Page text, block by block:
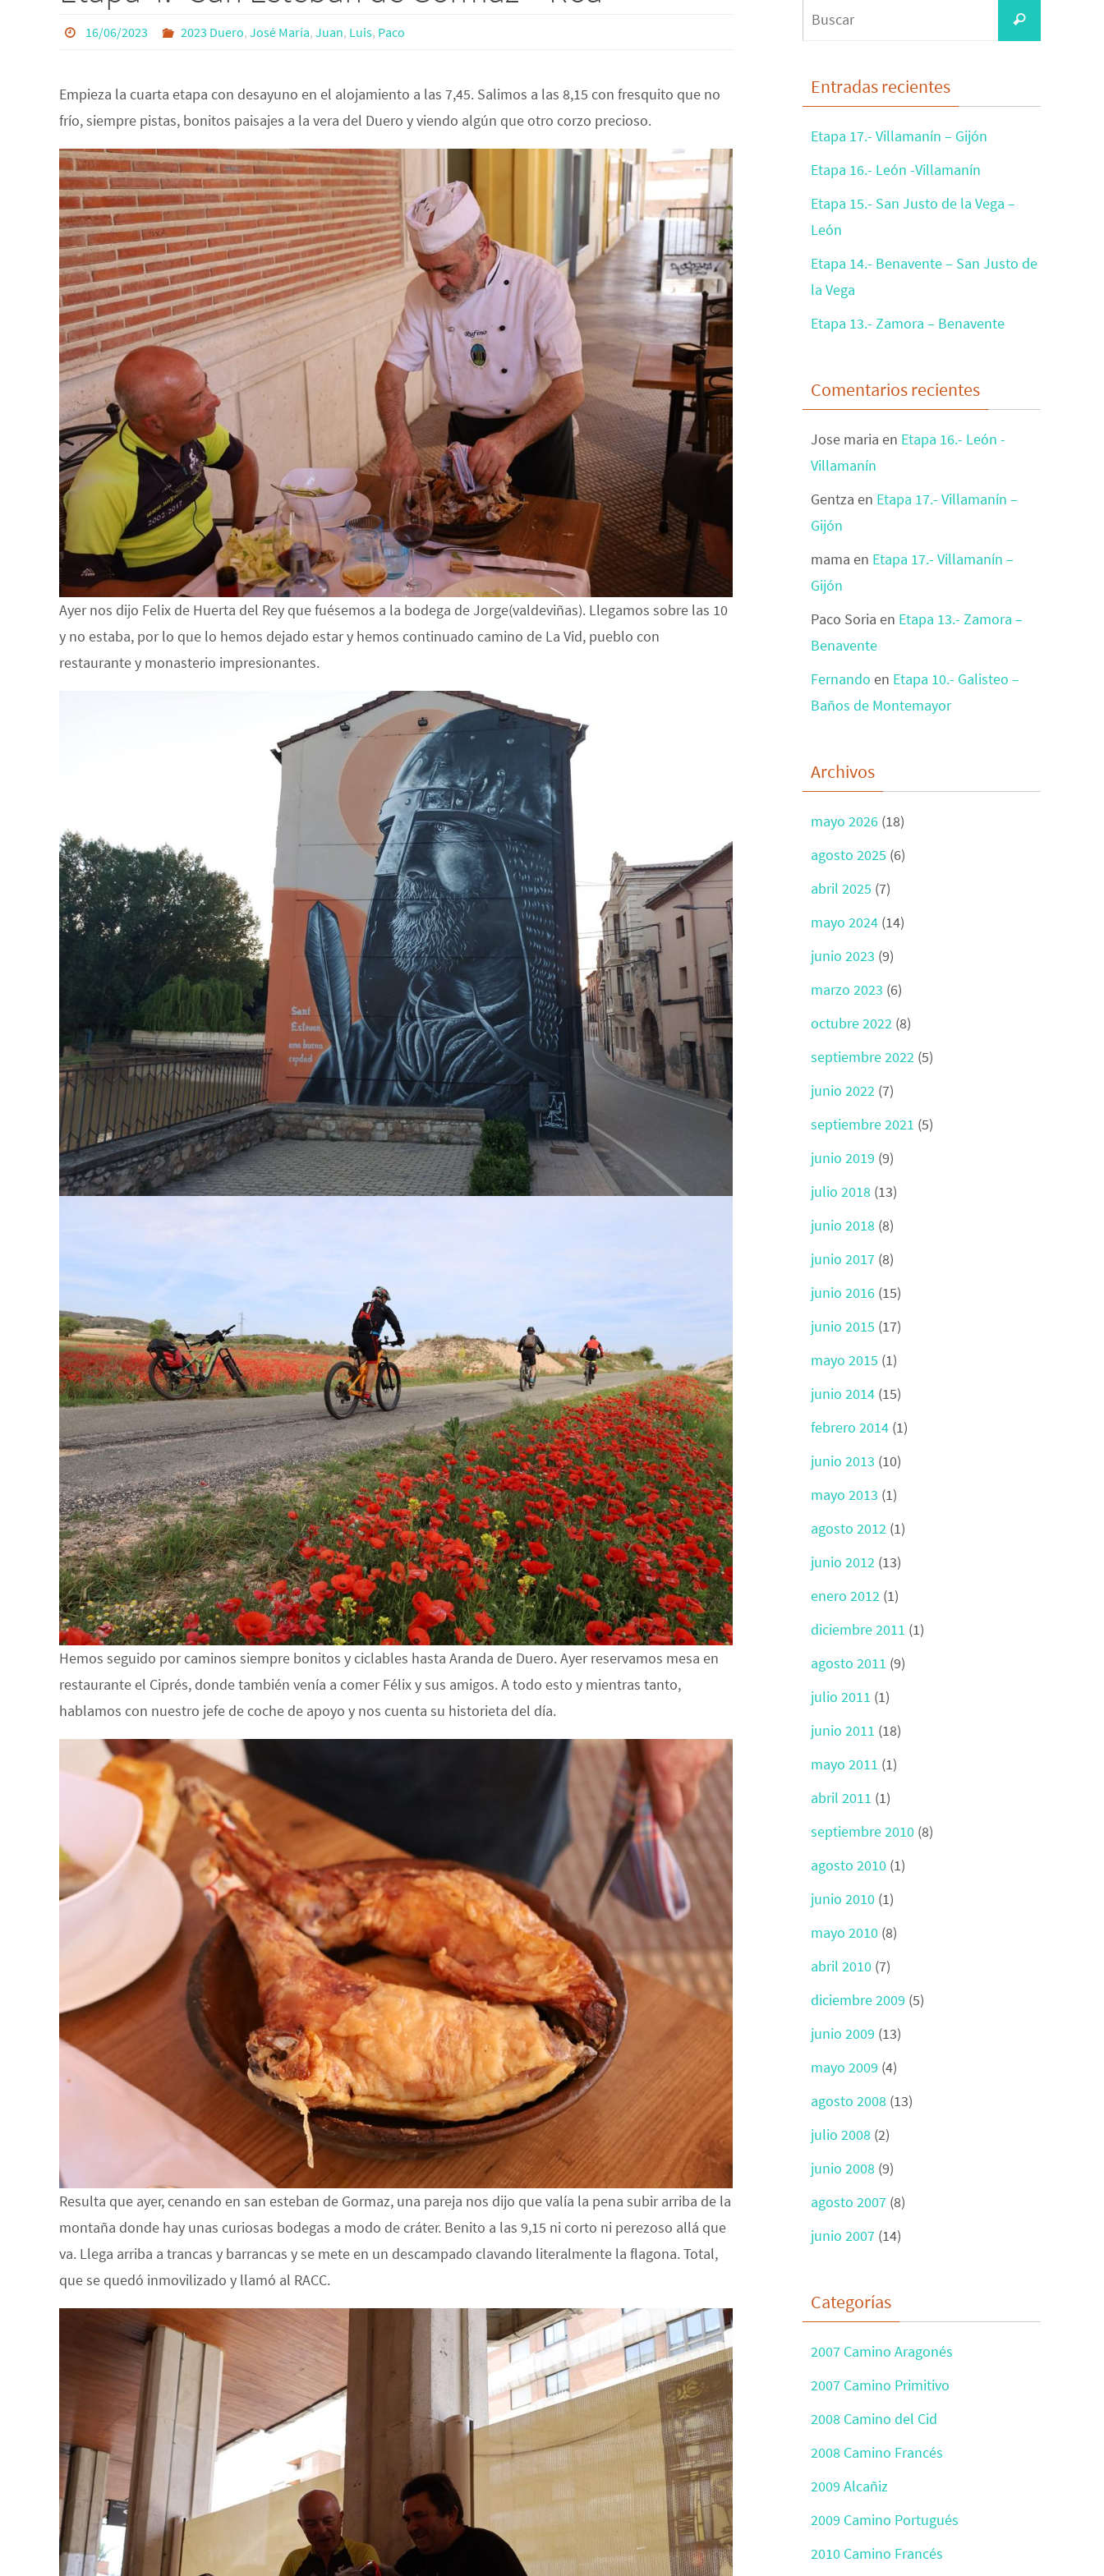
16/06/2023 2023 Duero, José María, Juan, Luis, Paco
Empieza la cuarta etapa con desayuno en el alojamiento a las 7,45. Salimos a las 8,15 con fresquito que no
frío, siempre pistas, bonitos paisajes a la vera del Duero y viendo algún que otro corzo precioso.
Ayer nos dijo Felix de Huerta del Rey que fuésemos a la bodega de Jorge(valdeviñas). Llegamos sobre las 10
y no estaba, por lo que lo hemos dejado estar y hemos continuado camino de La Vid, pueblo con
restaurante y monasterio impresionantes.
Hemos seguido por caminos siempre bonitos y ciclables hasta Aranda de Duero. Ayer reservamos mesa en
restaurante el Ciprés, donde también venía a comer Félix y sus amigos. A todo esto y mientras tanto,
hablamos con nuestro jefe de coche de apoyo y nos cuenta su historieta del día.
Resulta que ayer, cenando en san esteban de Gormaz, una pareja nos dijo que valía la pena subir arriba de la
montaña donde hay unas curiosas bodegas a modo de cráter. Benito a las 9,15 ni corto ni perezoso allá que
va. Llega arriba a trancas y barrancas y se mete en un descampado clavando literalmente la flagona. Total,
que se quedó inmovilizado y llamó al RACC.
Buscar
Entradas recientes
Etapa 17.- Villamanín – Gijón
Etapa 16.- León -Villamanín
Etapa 15.- San Justo de la Vega –
León
Etapa 14.- Benavente – San Justo de
la Vega
Etapa 13.- Zamora – Benavente
Comentarios recientes
Jose maria en Etapa 16.- León -
Villamanín
Gentza en Etapa 17.- Villamanín –
Gijón
mama en Etapa 17.- Villamanín –
Gijón
Paco Soria en Etapa 13.- Zamora –
Benavente
Fernando en Etapa 10.- Galisteo –
Baños de Montemayor
Archivos
mayo 2026 (18)
agosto 2025 (6)
abril 2025 (7)
mayo 2024 (14)
junio 2023 (9)
marzo 2023 (6)
octubre 2022 (8)
septiembre 2022 (5)
junio 2022 (7)
septiembre 2021 (5)
junio 2019 (9)
julio 2018 (13)
junio 2018 (8)
junio 2017 (8)
junio 2016 (15)
junio 2015 (17)
mayo 2015 (1)
junio 2014 (15)
febrero 2014 (1)
junio 2013 (10)
mayo 2013 (1)
agosto 2012 (1)
junio 2012 (13)
enero 2012 (1)
diciembre 2011 (1)
agosto 2011 (9)
julio 2011 (1)
junio 2011 (18)
mayo 2011 (1)
abril 2011 (1)
septiembre 2010 (8)
agosto 2010 (1)
junio 2010 (1)
mayo 2010 (8)
abril 2010 (7)
diciembre 2009 (5)
junio 2009 (13)
mayo 2009 (4)
agosto 2008 (13)
julio 2008 (2)
junio 2008 (9)
agosto 2007 (8)
junio 2007 (14)
Categorías
2007 Camino Aragonés
2007 Camino Primitivo
2008 Camino del Cid
2008 Camino Francés
2009 Alcañiz
2009 Camino Portugués
2010 Camino Francés